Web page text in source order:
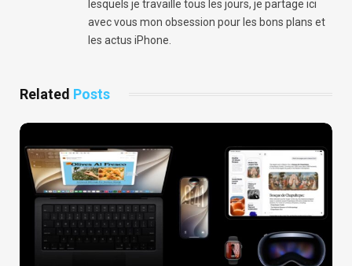
lesquels je travaille tous les jours, je partage ici
avec vous mon obsession pour les bons plans et
les actus iPhone.
Related Posts